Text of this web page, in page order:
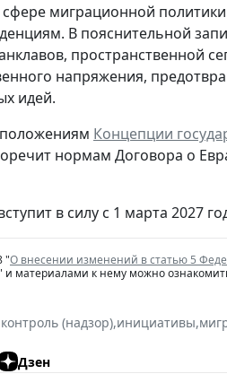
миграционной
В пояснительной
пространственной
напряжения,
идей.
положениям Концепции
нормам Договора о
в силу с 1 марта 2027
"О внесении изменений в статью 5
и материалами к нему можно
(надзор),инициативы,
Дзен